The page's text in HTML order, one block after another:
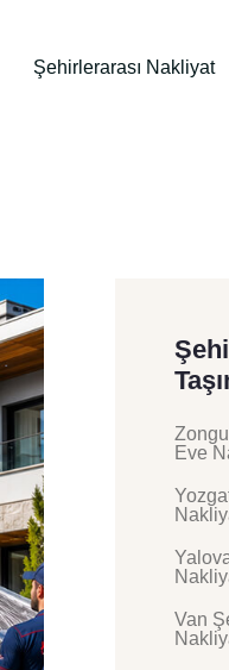
Şehirlerarası Nakliyat
Eve
Van